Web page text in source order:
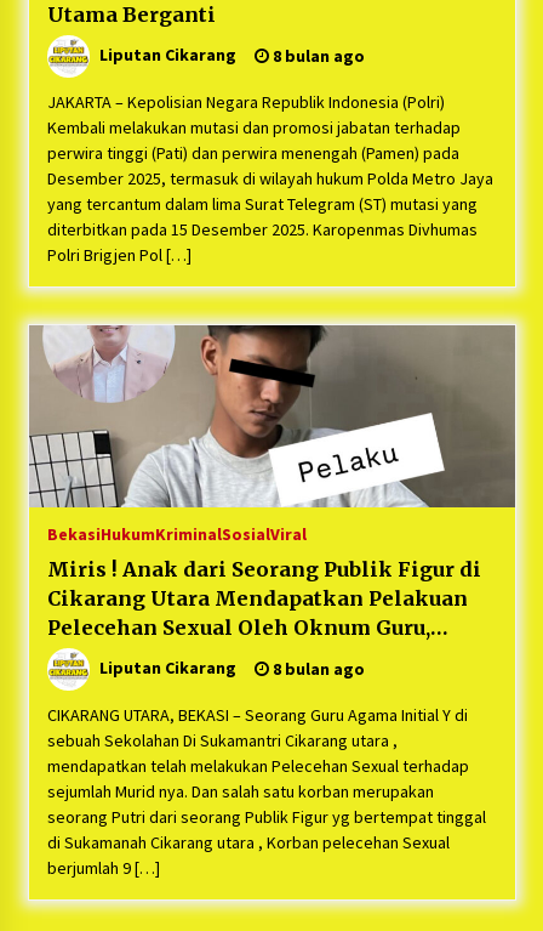
Utama Berganti
Liputan Cikarang 8 bulan ago
JAKARTA – Kepolisian Negara Republik Indonesia (Polri)
Kembali melakukan mutasi dan promosi jabatan terhadap
perwira tinggi (Pati) dan perwira menengah (Pamen) pada
Desember 2025, termasuk di wilayah hukum Polda Metro Jaya
yang tercantum dalam lima Surat Telegram (ST) mutasi yang
diterbitkan pada 15 Desember 2025. Karopenmas Divhumas
Polri Brigjen Pol […]
BekasiHukumKriminalSosialViral
Miris ! Anak dari Seorang Publik Figur di
Cikarang Utara Mendapatkan Pelakuan
Pelecehan Sexual Oleh Oknum Guru,
Korban Pengakuan Pelaku : “Sudah 9 Anak
!”
Liputan Cikarang 8 bulan ago
CIKARANG UTARA, BEKASI – Seorang Guru Agama Initial Y di
sebuah Sekolahan Di Sukamantri Cikarang utara ,
mendapatkan telah melakukan Pelecehan Sexual terhadap
sejumlah Murid nya. Dan salah satu korban merupakan
seorang Putri dari seorang Publik Figur yg bertempat tinggal
di Sukamanah Cikarang utara , Korban pelecehan Sexual
berjumlah 9 […]